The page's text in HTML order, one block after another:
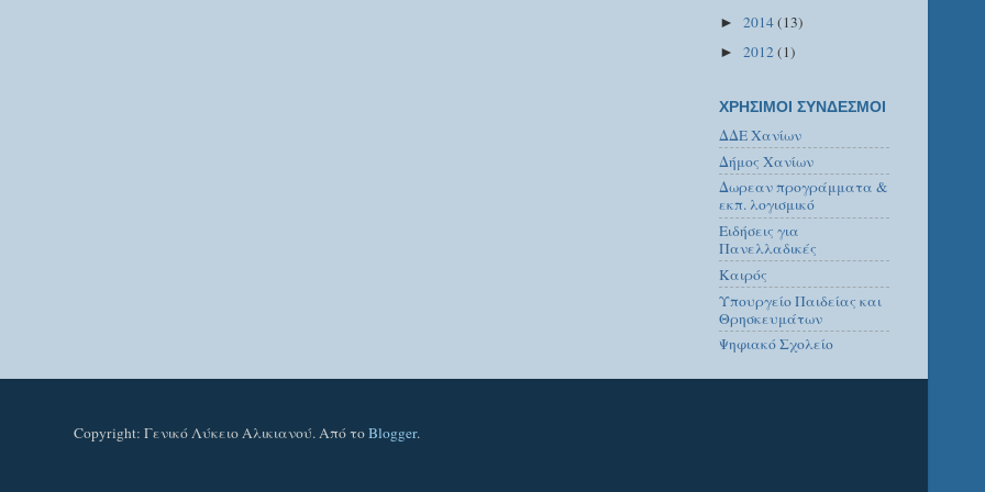
► 2014(13)
► 2012(1)
ΧΡΗΣΙΜΟΙ ΣΥΝΔΕΣΜΟΙ
ΔΔΕ Χανίων
Δήμος Χανίων
Δωρεαν προγράμματα &
εκπ. λογισμικό
Ειδήσεις για
Πανελλαδικές
Καιρός
Υπουργείο Παιδείας και
Θρησκευμάτων
Ψηφιακό Σχολείο
Copyright: Γενικό Λύκειο Αλικιανού. Από τοBlogger.